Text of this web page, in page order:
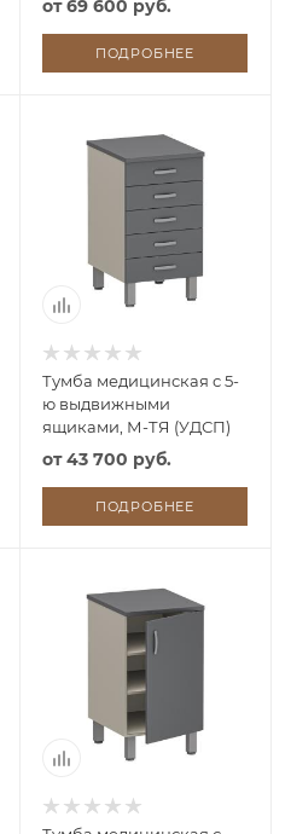
от69 600 руб.
ПОДРОБНЕЕ
Тумба медицинская с 5-
ю выдвижными
ящиками, М-ТЯ (УДСП)
от43 700 руб.
ПОДРОБНЕЕ